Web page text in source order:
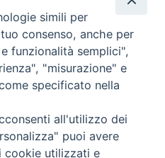
simili per
consenso, anche per
funzionalità semplici",
"misurazione" e
specificato nella
all'utilizzo dei
puoi avere
cookie utilizzati e